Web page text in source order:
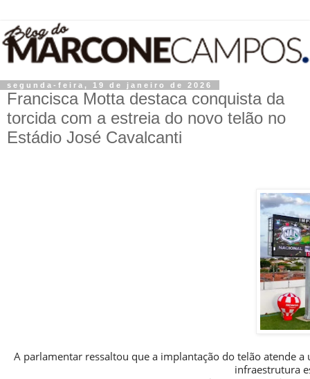
segunda-feira, 19 de janeiro de 2026
Francisca Motta destaca conquista da
torcida com a estreia do novo telão no
Estádio José Cavalcanti
A parlamentar ressaltou que a implantação do telão atende
infraestrutura